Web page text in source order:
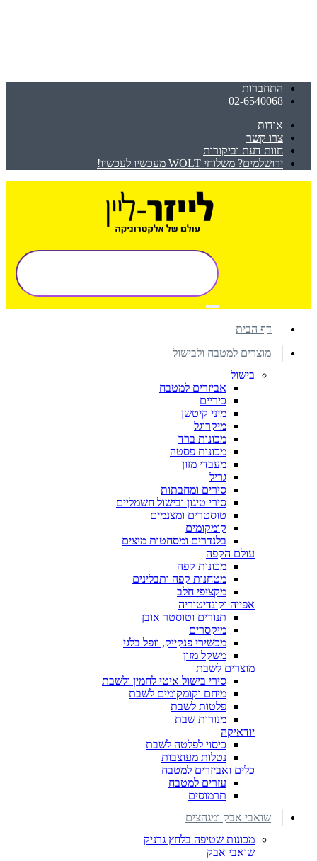
התחברות
02-6540068
אודות
צרו קשר
חוות דעת וביקורות
ירושלמים? משלוחי WOLT מעכשיו לעכשיו!
דף הבית
מוצרים למטבח ולבישול
בישול
אביזרים למטבח
כיריים
מיני קיטשן
מיקרוגל
מכונות ברד
מכונות פסטה
מעבדי מזון
גריל
סירים ומחבתות
סירי טיגון ובישול חשמליים
טוסטרים ומצנמים
קומקומים
בלנדרים ומסחטות מיצים
עולם הקפה
מכונות קפה
מטחנות קפה ותבלינים
מקציפי חלב
אפייה וקונדיטוריה
תנורים וטוסטר אובן
מיקסרים
מכשירי פנקייק, וופל בלגי
משקל מזון
מוצרים לשבת
סירי בישול איטי לחמין ולשבת
מיחם וקומקומים לשבת
פלטות לשבת
מנורות שבת
יודאיקה
כיסוי לפלטה לשבת
נטלות מעוצבות
כלים ואביזרים למטבח
עזרים למטבח
תרמוסים
שואבי אבק ומגהצים
מכונות שטיפה בלחץ גרניק
שואבי אבק